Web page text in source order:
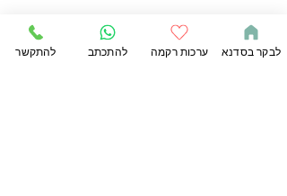
להתקשר להתכתב ערכות רקמה לבקר בסדנא